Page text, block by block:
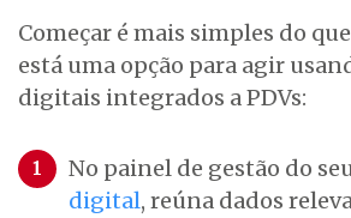
Começar é mais simples do
está uma opção para agir
digitais integrados a PDVs:
No painel de gestão do
digital, reúna dados